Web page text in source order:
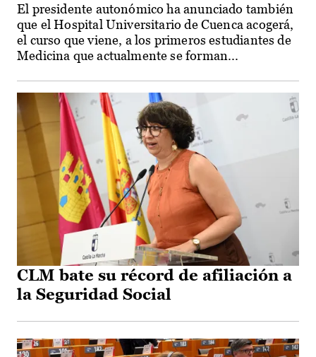
El presidente autonómico ha anunciado también
que el Hospital Universitario de Cuenca acogerá,
el curso que viene, a los primeros estudiantes de
Medicina que actualmente se forman...
CLM bate su récord de afiliación a
la Seguridad Social